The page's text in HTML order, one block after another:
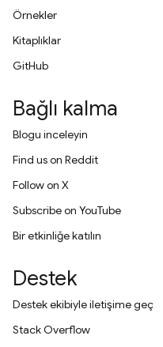
Örnekler
Kitaplıklar
GitHub
Bağlı kalma
Blogu inceleyin
Find us on Reddit
Follow on X
Subscribe on YouTube
Bir etkinliğe katılın
Destek
Destek ekibiyle iletişime geç
Stack Overflow